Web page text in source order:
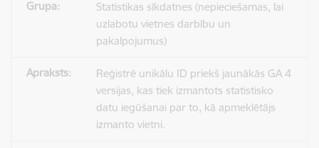
Statistikas sīkdatnes (nepieciešamas, lai
uzlabotu vietnes darbību un
pakalpojumus)
Reģistrē unikālu ID priekš jaunākās GA 4
versijas, kas tiek izmantots statistisko
datu iegūšanai par to, kā apmeklētājs
izmanto vietni.